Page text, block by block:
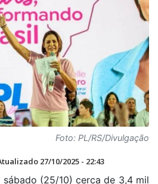
Foto: PL/RS/Divulgação
27/10/2025 - 22:43
sábado (25/10) cerca de 3,4 mil